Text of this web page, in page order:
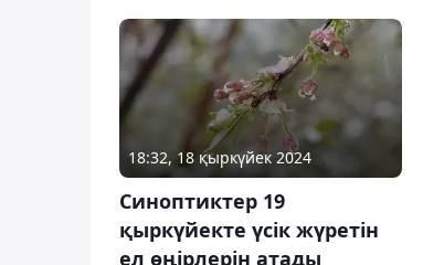
18:32, 18 қыркүйек 2024
Синоптиктер 19
қыркүйекте үсік жүретін
ел өңірлерін атады